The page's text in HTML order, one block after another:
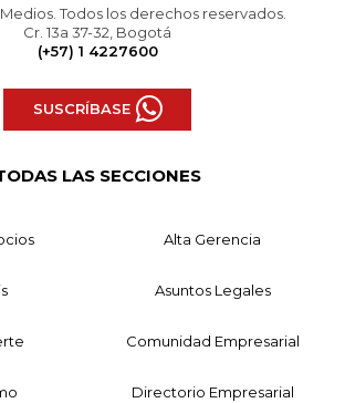
Todos los derechos reservados.
Cr. 13a 37-32, Bogotá
(+57) 1 4227600
SUSCRÍBASE
LAS SECCIONES
Alta Gerencia
Asuntos Legales
Comunidad Empresarial
Directorio Empresarial